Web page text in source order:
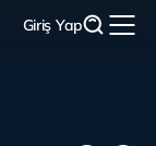
Giriş Yap